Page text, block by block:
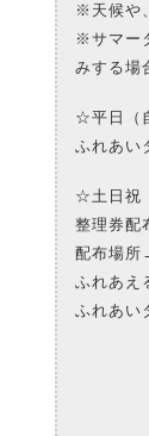
※天候や
※サマー
みする場
☆平日（
ふれあい
☆土日祝
整理券配
配布場所
ふれあえ
ふれあい
②
③
④
⑤